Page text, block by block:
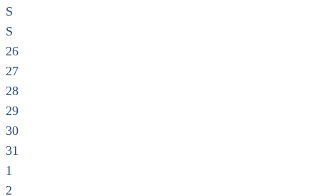
S
S
26
27
28
29
30
31
1
2